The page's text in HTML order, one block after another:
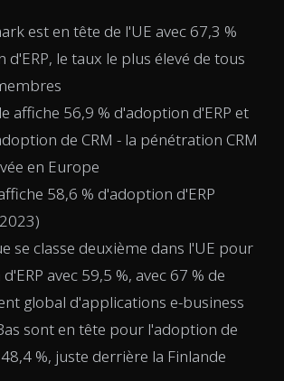
est en tête de l'UE avec 67,3 %
d'ERP, le taux le plus élevé de tous
affiche 56,9 % d'adoption d'ERP et
de CRM - la pénétration CRM
en Europe
58,6 % d'adoption d'ERP
se classe deuxième dans l'UE pour
avec 59,5 %, avec 67 % de
global d'applications e-business
sont en tête pour l'adoption de
48,4 %, juste derrière la Finlande